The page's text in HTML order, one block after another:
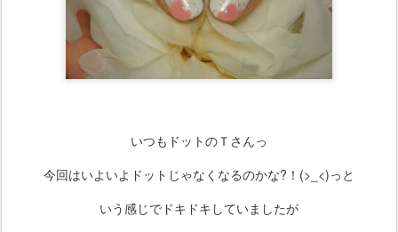
いつもドットのＴさんっ
今回はいよいよドットじゃなくなるのかな?！(>_<)っと
いう感じでドキドキしていましたが